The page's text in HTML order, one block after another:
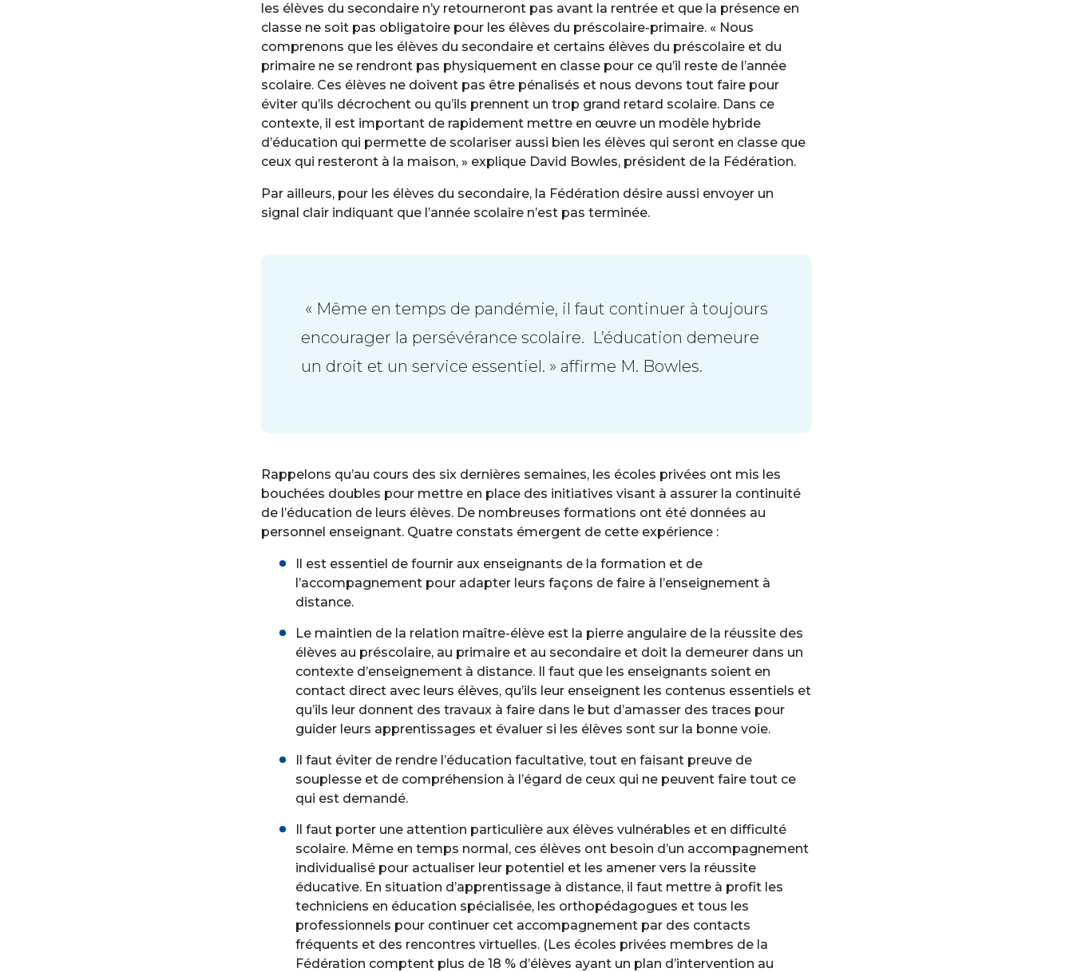
les élèves du secondaire n’y retourneront pas avant la rentrée et que la présence en
classe ne soit pas obligatoire pour les élèves du préscolaire-primaire. « Nous
comprenons que les élèves du secondaire et certains élèves du préscolaire et du
primaire ne se rendront pas physiquement en classe pour ce qu’il reste de l’année
scolaire. Ces élèves ne doivent pas être pénalisés et nous devons tout faire pour
éviter qu’ils décrochent ou qu’ils prennent un trop grand retard scolaire. Dans ce
contexte, il est important de rapidement mettre en œuvre un modèle hybride
d’éducation qui permette de scolariser aussi bien les élèves qui seront en classe que
ceux qui resteront à la maison, » explique David Bowles, président de la Fédération.
Par ailleurs, pour les élèves du secondaire, la Fédération désire aussi envoyer un
signal clair indiquant que l’année scolaire n’est pas terminée.
« Même en temps de pandémie, il faut continuer à toujours
encourager la persévérance scolaire. L’éducation demeure
un droit et un service essentiel. » affirme M. Bowles.
Rappelons qu’au cours des six dernières semaines, les écoles privées ont mis les
bouchées doubles pour mettre en place des initiatives visant à assurer la continuité
de l’éducation de leurs élèves. De nombreuses formations ont été données au
personnel enseignant. Quatre constats émergent de cette expérience :
Il est essentiel de fournir aux enseignants de la formation et de
l’accompagnement pour adapter leurs façons de faire à l’enseignement à
distance.
Le maintien de la relation maître-élève est la pierre angulaire de la réussite des
élèves au préscolaire, au primaire et au secondaire et doit la demeurer dans un
contexte d’enseignement à distance. Il faut que les enseignants soient en
contact direct avec leurs élèves, qu’ils leur enseignent les contenus essentiels et
qu’ils leur donnent des travaux à faire dans le but d’amasser des traces pour
guider leurs apprentissages et évaluer si les élèves sont sur la bonne voie.
Il faut éviter de rendre l’éducation facultative, tout en faisant preuve de
souplesse et de compréhension à l’égard de ceux qui ne peuvent faire tout ce
qui est demandé.
Il faut porter une attention particulière aux élèves vulnérables et en difficulté
scolaire. Même en temps normal, ces élèves ont besoin d’un accompagnement
individualisé pour actualiser leur potentiel et les amener vers la réussite
éducative. En situation d’apprentissage à distance, il faut mettre à profit les
techniciens en éducation spécialisée, les orthopédagogues et tous les
professionnels pour continuer cet accompagnement par des contacts
fréquents et des rencontres virtuelles. (Les écoles privées membres de la
Fédération comptent plus de 18 % d’élèves ayant un plan d’intervention au